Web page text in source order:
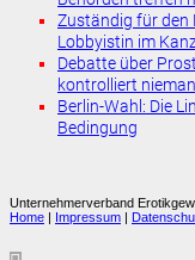
Zuständig für den
Lobbyistin im
Debatte über
kontrolliert
Berlin-Wahl: Die
Bedingung
Unternehmerverband
Home | Impressum |